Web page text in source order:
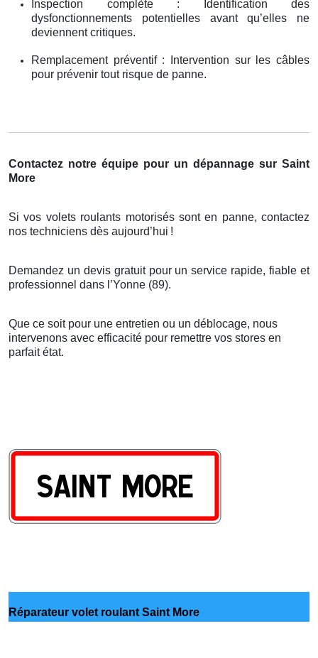
Inspection complète : Identification des
dysfonctionnements potentielles avant qu’elles ne
deviennent critiques.
Remplacement préventif : Intervention sur les câbles
pour prévenir tout risque de panne.
Contactez notre équipe pour un dépannage sur Saint
More
Si vos volets roulants motorisés sont en panne, contactez
nos techniciens dès aujourd’hui !
Demandez un devis gratuit pour un service rapide, fiable et
professionnel dans l’Yonne (89).
Que ce soit pour une entretien ou un déblocage, nous
intervenons avec efficacité pour remettre vos stores en
parfait état.
Réparateur volet roulant Saint More